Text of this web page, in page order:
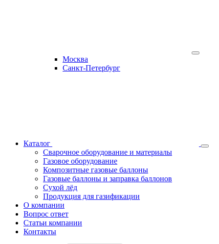
Москва
Санкт-Петербург
Каталог
Сварочное оборудование и материалы
Газовое оборудование
Композитные газовые баллоны
Газовые баллоны и заправка баллонов
Сухой лёд
Продукция для газификации
О компании
Вопрос ответ
Статьи компании
Контакты